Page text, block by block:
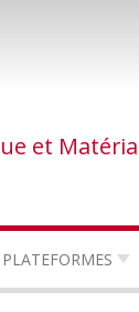
et
PLATEFORMES